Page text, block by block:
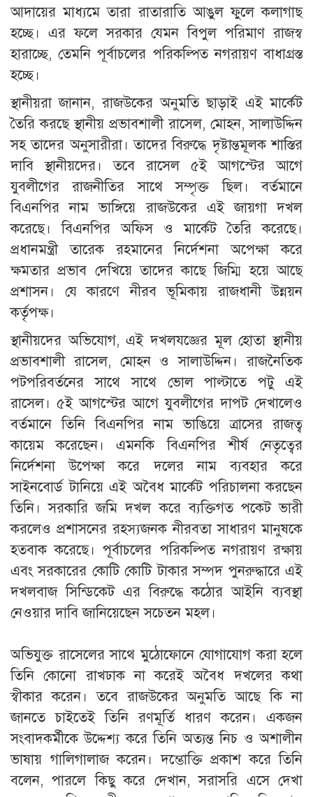
আদায়ের মাধ্যমে তারা রাতারাতি আঙুল ফুলে কলাগাছ
হচ্ছে। এর ফলে সরকার যেমন বিপুল পরিমাণ রাজস্ব
হারাচ্ছে, তেমনি পূর্বাচলের পরিকল্পিত নগরায়ণ বাধাগ্রস্ত
হচ্ছে।
স্থানীয়রা জানান, রাজউকের অনুমতি ছাড়াই এই মার্কেট
তৈরি করছে স্থানীয় প্রভাবশালী রাসেল, মোহন, সালাউদ্দিন
সহ তাদের অনুসারীরা। তাদের বিরুদ্ধে দৃষ্টান্তমূলক শাস্তির
দাবি স্থানীয়দের। তবে রাসেল ৫ই আগস্টের আগে
যুবলীগের রাজনীতির সাথে সম্পৃক্ত ছিল। বর্তমানে
বিএনপির নাম ভাঙ্গিয়ে রাজউকের এই জায়গা দখল
করেছে। বিএনপির অফিস ও মার্কেট তৈরি করেছে।
প্রধানমন্ত্রী তারেক রহমানের নির্দেশনা অপেক্ষা করে
ক্ষমতার প্রভাব দেখিয়ে তাদের কাছে জিম্মি হয়ে আছে
প্রশাসন। যে কারণে নীরব ভূমিকায় রাজধানী উন্নয়ন
কর্তৃপক্ষ।
স্থানীয়দের অভিযোগ, এই দখলযজ্ঞের মূল হোতা স্থানীয়
প্রভাবশালী রাসেল, মোহন ও সালাউদ্দিন। রাজনৈতিক
পটপরিবর্তনের সাথে সাথে ভোল পাল্টাতে পটু এই
রাসেল। ৫ই আগস্টের আগে যুবলীগের দাপট দেখালেও
বর্তমানে তিনি বিএনপির নাম ভাঙিয়ে ত্রাসের রাজত্ব
কায়েম করেছেন। এমনকি বিএনপির শীর্ষ নেতৃত্বের
নির্দেশনা উপেক্ষা করে দলের নাম ব্যবহার করে
সাইনবোর্ড টানিয়ে এই অবৈধ মার্কেট পরিচালনা করছেন
তিনি। সরকারি জমি দখল করে ব্যক্তিগত পকেট ভারী
করলেও প্রশাসনের রহস্যজনক নীরবতা সাধারণ মানুষকে
হতবাক করেছে। পূর্বাচলের পরিকল্পিত নগরায়ণ রক্ষায়
এবং সরকারের কোটি কোটি টাকার সম্পদ পুনরুদ্ধারে এই
দখলবাজ সিন্ডিকেট এর বিরুদ্ধে কঠোর আইনি ব্যবস্থা
নেওয়ার দাবি জানিয়েছেন সচেতন মহল।
​অভিযুক্ত রাসেলের সাথে মুঠোফোনে যোগাযোগ করা হলে
তিনি কোনো রাখঢাক না করেই অবৈধ দখলের কথা
স্বীকার করেন। তবে রাজউকের অনুমতি আছে কি না
জানতে চাইতেই তিনি রণমূর্তি ধারণ করেন। একজন
সংবাদকর্মীকে উদ্দেশ্য করে তিনি অত্যন্ত নিচ ও অশালীন
ভাষায় গালিগালাজ করেন। দম্ভোক্তি প্রকাশ করে তিনি
বলেন, পারলে কিছু করে দেখান, সরাসরি এসে দেখা